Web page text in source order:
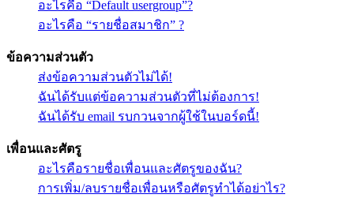
อะไรคือ “Default usergroup”?
อะไรคือ “รายชื่อสมาชิก” ?
ข้อความส่วนตัว
ส่งข้อความส่วนตัวไม่ได้!
ฉันได้รับแต่ข้อความส่วนตัวที่ไม่ต้องการ!
ฉันได้รับ email รบกวนจากผู้ใช้ในบอร์ดนี้!
เพื่อนและศัตรู
อะไรคือรายชื่อเพื่อนและศัตรูของฉัน?
การเพิ่ม/ลบรายชื่อเพื่อนหรือศัตรูทำได้อย่าไร?